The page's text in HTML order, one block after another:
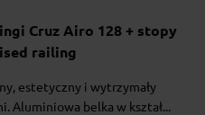
Cruz Airo 128 + stopy
railing
estetyczny i wytrzymały
Aluminiowa belka w kształ...